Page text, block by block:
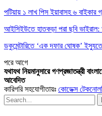
পটিয়ায় ১ লাখ পিস ইয়াবাসহ ৬ বাইকার
আইসিইউতে হাতকড়া পরা ছবি
ডকুমেন্টারিতে ‘এক দফার ঘোষক’
পরেআগে
যথাযথ নিয়মানুসারে গণপ্রজাতন্ত্রী
আবেদিত
কারিগরি সহযোগীতায়ঃ কোডেক্স